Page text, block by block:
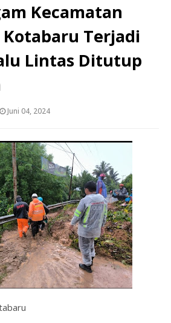
Kecamatan
Terjadi
Lintas Ditutup
Juni 04, 2024